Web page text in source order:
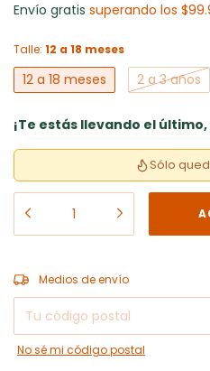
Envío gratis superando los
Talle: 12 a 18 meses
12 a 18 meses 2 a 3 años
¡Te estás llevando el
Sólo
Entregas para el CP:
Medios de envío
No sé mi código postal